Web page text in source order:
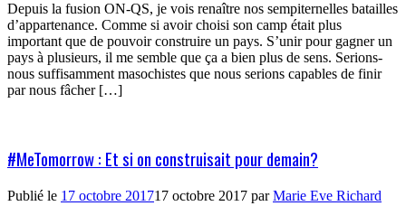
Depuis la fusion ON-QS, je vois renaître nos sempiternelles batailles
d’appartenance. Comme si avoir choisi son camp était plus
important que de pouvoir construire un pays. S’unir pour gagner un
pays à plusieurs, il me semble que ça a bien plus de sens. Serions-
nous suffisamment masochistes que nous serions capables de finir
par nous fâcher […]
#MeTomorrow : Et si on construisait pour demain?
Publié le 17 octobre 201717 octobre 2017 parMarie Eve Richard